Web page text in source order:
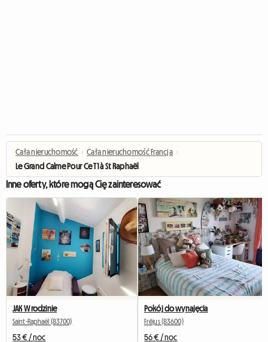
Cała nieruchomość › Cała nieruchomość Francja ›
Le Grand Calme Pour Ce T1 à St Raphaël
Inne oferty, które mogą Cię zainteresować
JAK W rodzinie
Saint-Raphaël (83700)
53 € / noc
Pokój do wynajęcia
Fréjus (83600)
56 € / noc